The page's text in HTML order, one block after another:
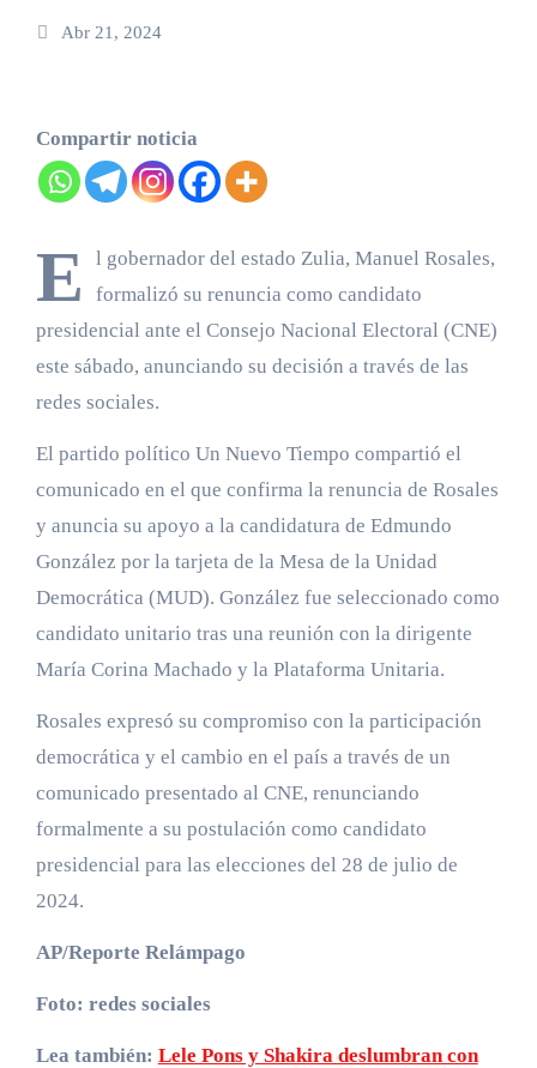
Abr 21, 2024
Compartir noticia
E
l gobernador del estado Zulia, Manuel Rosales,
formalizó su renuncia como candidato
presidencial ante el Consejo Nacional Electoral (CNE)
este sábado, anunciando su decisión a través de las
redes sociales.
El partido político Un Nuevo Tiempo compartió el
comunicado en el que confirma la renuncia de Rosales
y anuncia su apoyo a la candidatura de Edmundo
González por la tarjeta de la Mesa de la Unidad
Democrática (MUD). González fue seleccionado como
candidato unitario tras una reunión con la dirigente
María Corina Machado y la Plataforma Unitaria.
Rosales expresó su compromiso con la participación
democrática y el cambio en el país a través de un
comunicado presentado al CNE, renunciando
formalmente a su postulación como candidato
presidencial para las elecciones del 28 de julio de
2024.
AP/Reporte Relámpago
Foto: redes sociales
Lea también: Lele Pons y Shakira deslumbran con